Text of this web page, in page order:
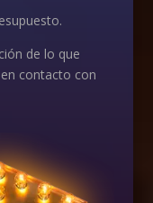
de lo que
contacto con